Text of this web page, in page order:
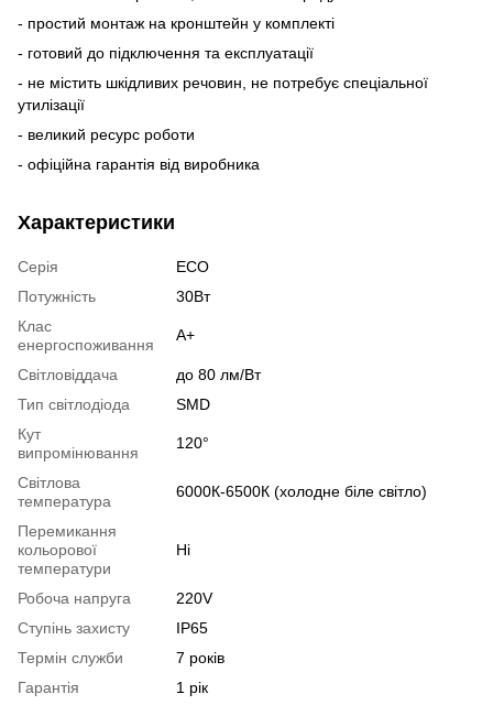
- простий монтаж на кронштейн у комплекті
- готовий до підключення та експлуатації
- не містить шкідливих речовин, не потребує спеціальної
утилізації
- великий ресурс роботи
- офіційна гарантія від виробника
Характеристики
Серія
ECO
Потужність
30Вт
Клас
енергоспоживання
А+
Світловіддача
до 80 лм/Вт
Тип світлодіода
SMD
Кут
випромінювання
120°
Світлова
температура
6000К-6500К (холодне біле світло)
Перемикання
кольорової
температури
Ні
Робоча напруга
220V
Ступінь захисту
IP65
Термін служби
7 років
Гарантія
1 рік